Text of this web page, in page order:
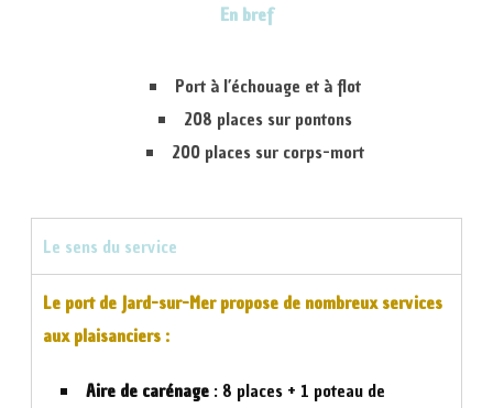
En bref
Port à l’échouage et à flot
208 places sur pontons
200 places sur corps-mort
Le sens du service
Le port de Jard-sur-Mer propose de nombreux services
aux plaisanciers :
Aire de carénage : 8 places + 1 poteau de